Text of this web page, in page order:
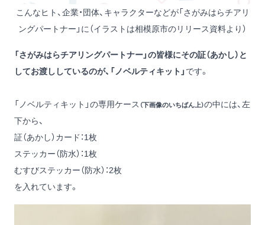
こんなヒト、企業・団体、キャラクターなどが「さがみはらチアリ
ングパートナー」に（イラストは相模原市のリリース資料より）
「さがみはらチアリングパートナー」の皆様にその証（あかし）と
してお渡ししているのが、「ノベルティキット」 です。
「ノベルティキット」の専用ケース （下画像のいちばん上）の中には、左
下から、
証（あかし）カード：1枚
ステッカー（防水）：1枚
むすびステッカー（防水）：2枚
を入れています。